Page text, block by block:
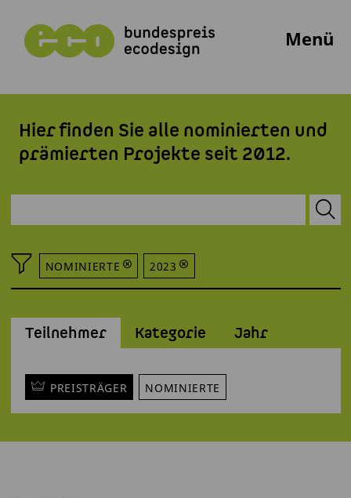
Menü
Hier finden Sie alle nominierten und
prämierten Projekte seit 2012.
NOMINIERTE 2023
Teilnehmer Kategorie Jahr
PREISTRÄGER NOMINIERTE